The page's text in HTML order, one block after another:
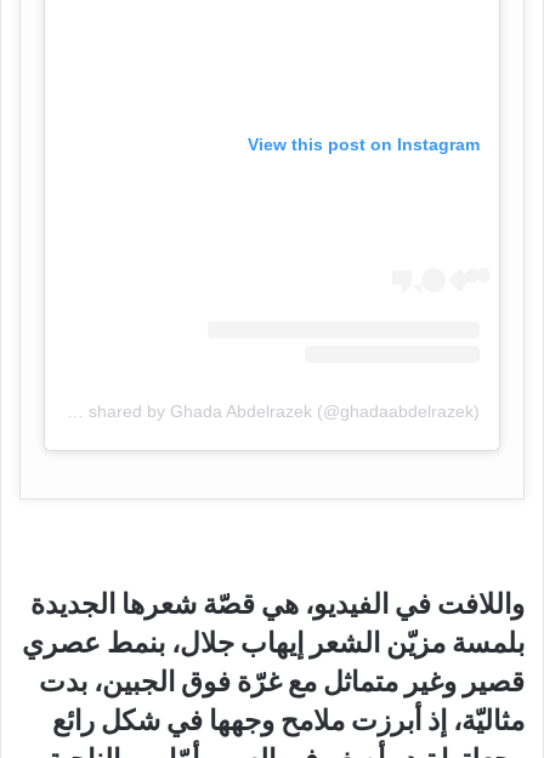
View this post on Instagram
A post shared by Ghada Abdelrazek (@ghadaabdelrazek)
واللافت في الفيديو، هي قصّة شعرها الجديدة
بلمسة مزيّن الشعر إيهاب جلال، بنمط عصري
قصير وغير متماثل مع غرّة فوق الجبين، بدت
مثاليّة، إذ أبرزت ملامح وجهها في شكل رائع